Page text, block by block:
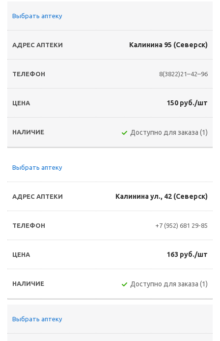
Выбрать аптеку
Калинина 95 (Северск)
8(3822)21–42–96
150 руб./шт
Доступно для заказа (1)
Выбрать аптеку
Калинина ул., 42 (Северск)
+7 (952) 681 29-85
163 руб./шт
Доступно для заказа (1)
Выбрать аптеку